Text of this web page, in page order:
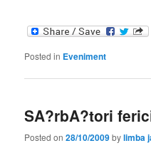
Posted in Eveniment
SA?rbA?tori
Posted on28/10/2009bylimba